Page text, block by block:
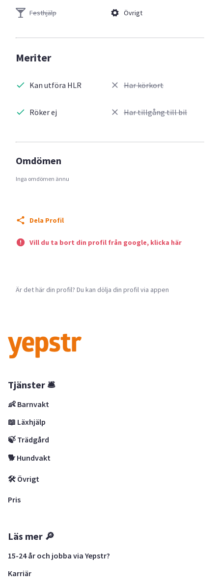
Festhjälp
Övrigt
Meriter
Kan utföra HLR
Röker ej
Har körkort
Har tillgång till bil
Omdömen
Inga omdömen ännu
Dela Profil
Vill du ta bort din profil från google, klicka här
Är det här din profil? Du kan dölja din profil via appen
Tjänster 🛎
👶 Barnvakt
📖 Läxhjälp
🍃 Trädgård
🐕 Hundvakt
🛠 Övrigt
Pris
Läs mer 🔎
15-24 år och jobba via Yepstr?
Karriär